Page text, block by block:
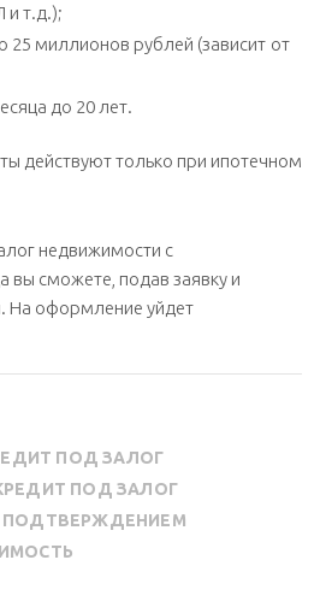
т.д.);
25 миллионов рублей (зависит от
до 20 лет.
действуют только при ипотечном
недвижимости с
сможете, подав заявку и
На оформление уйдет
ПОД ЗАЛОГ
ПОД ЗАЛОГ